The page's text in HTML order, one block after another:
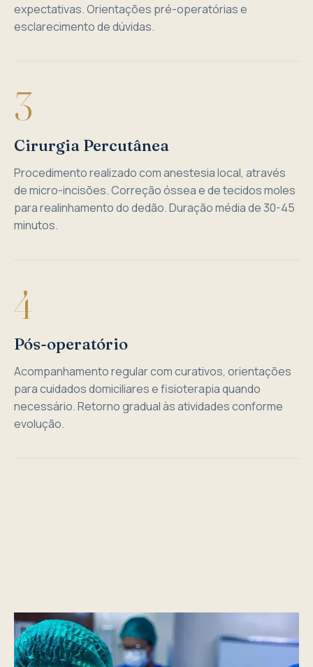
expectativas. Orientações pré-operatórias e
esclarecimento de dúvidas.
3
Cirurgia Percutânea
Procedimento realizado com anestesia local, através
de micro-incisões. Correção óssea e de tecidos moles
para realinhamento do dedão. Duração média de 30-45
minutos.
4
Pós-operatório
Acompanhamento regular com curativos, orientações
para cuidados domiciliares e fisioterapia quando
necessário. Retorno gradual às atividades conforme
evolução.